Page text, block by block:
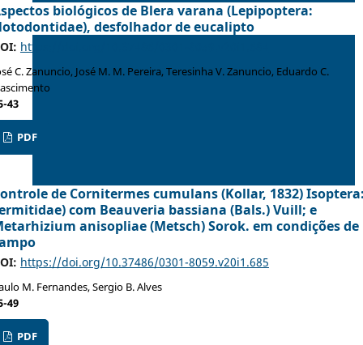
biológicos de Blera varana (Lepipoptera:
desfolhador de eucalipto
https://doi.org/10.37486/0301-8059.v20i1.684
C. Zanuncio, José M. M. Pereira, Teresinha V. Zanuncio, Eduardo C.
43
PDF
de Cornitermes cumulans (Kollar, 1832)
com Beauveria bassiana (Bals.) Vuill; e
anisopliae (Metsch) Sorok. em condições de
https://doi.org/10.37486/0301-8059.v20i1.685
M. Fernandes, Sergio B. Alves
49
PDF